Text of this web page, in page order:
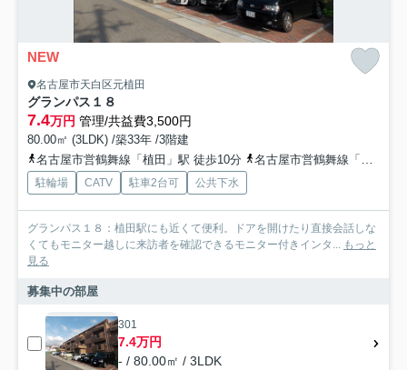
NEW
名古屋市天白区元植田
グランパス１８
7.4万円 管理/共益費3,500円
80.00㎡ (3LDK) /築33年 /3階建
名古屋市営鶴舞線「植田」駅 徒歩10分
名古屋市営鶴舞線「塩釜口」駅 徒歩15分
駐輪場 CATV 駐車2台可 公共下水
グランパス１８：植田駅にも近くて便利。ドアを開けたり直接会話しな
くてもモニター越しに来訪者を確認できるモニター付きインタ... もっと
見る
募集中の部屋
301
7.4万円
- / 80.00㎡ / 3LDK